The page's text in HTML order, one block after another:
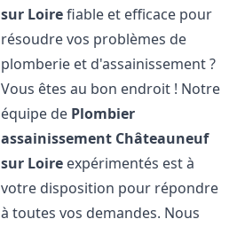
sur Loirefiable et efficace pour
résoudre vos problèmes de
plomberie et d'assainissement ?
Vous êtes au bon endroit ! Notre
équipe de Plombier
assainissement Châteauneuf
sur Loire expérimentés est à
votre disposition pour répondre
à toutes vos demandes. Nous